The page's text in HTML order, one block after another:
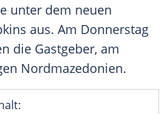
unter dem neuen
aus. Am Donnerstag
die Gastgeber, am
Nordmazedonien.